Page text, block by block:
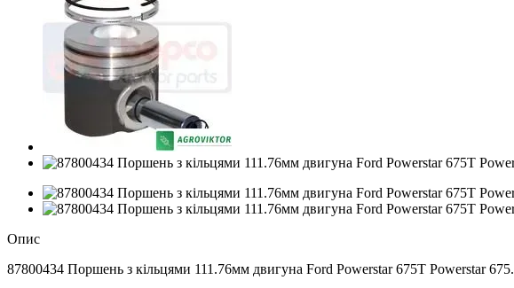
Опис
87800434 Поршень з кільцями 111.76мм двигуна Ford Powerstar 675T Powerstar 675.